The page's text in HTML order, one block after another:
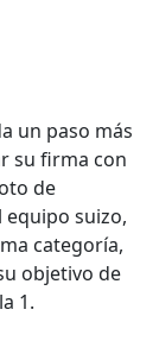
un paso más
su firma con
de
suizo,
categoría,
objetivo de
1.